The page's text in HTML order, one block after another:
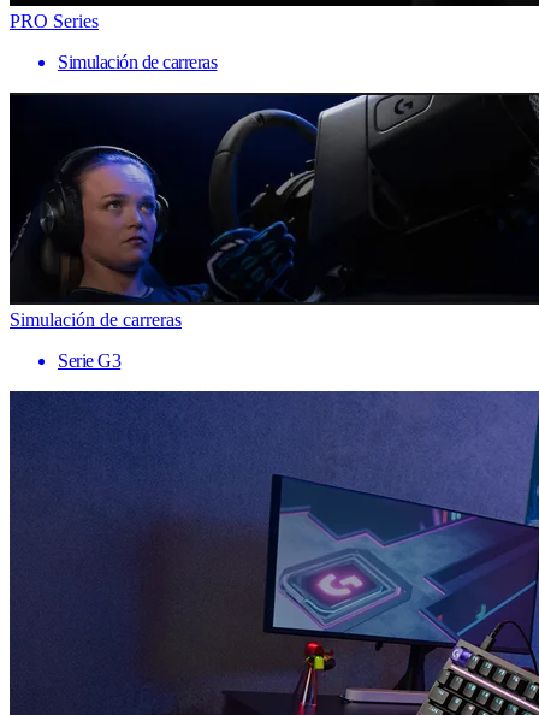
PRO Series
Simulación de carreras
Simulación de carreras
Serie G3